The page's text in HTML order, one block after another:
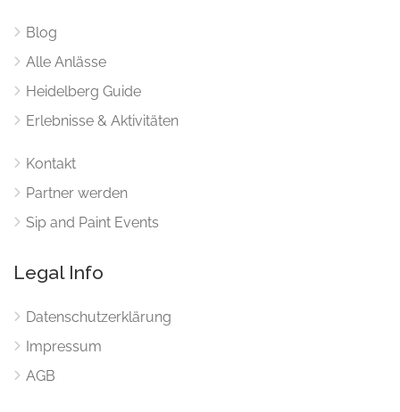
Blog
Alle Anlässe
Heidelberg Guide
Erlebnisse & Aktivitäten
Kontakt
Partner werden
Sip and Paint Events
Legal Info
Datenschutzerklärung
Impressum
AGB